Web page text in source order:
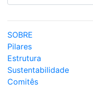
SOBRE
Pilares
Estrutura
Sustentabilidade
Comitês